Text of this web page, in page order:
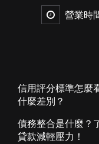
營業時
信用評分標準怎麼
什麼差別？
債務整合是什麼？
貸款減輕壓力！